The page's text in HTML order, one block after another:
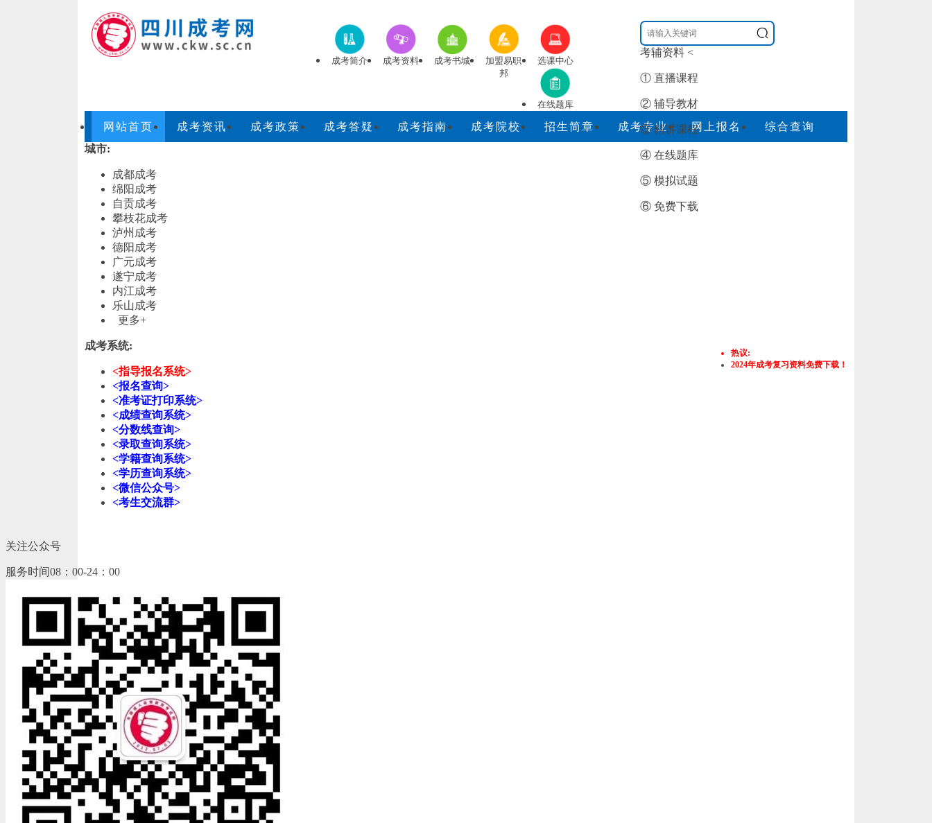
成考简介 成考资料 成考书城
加盟易职
邦
选课中心
在线题库
考辅资料 <
① 直播课程
② 辅导教材
③ 精讲课程
④ 在线题库
⑤ 模拟试题
⑥ 免费下载
网站首页 成考资讯 成考政策 成考答疑 成考指南 成考院校 招生简章 成考专业 网上报名
综合查询
城市:
成都成考
绵阳成考
自贡成考
攀枝花成考
泸州成考
德阳成考
广元成考
遂宁成考
内江成考
乐山成考
更多+
热议:
2024年成考复习资料免费下载！
成考系统:
<指导报名系统>
<报名查询>
<准考证打印系统>
<成绩查询系统>
<分数线查询>
<录取查询系统>
<学籍查询系统>
<学历查询系统>
<微信公众号>
<考生交流群>
关注公众号
服务时间08：00-24：00